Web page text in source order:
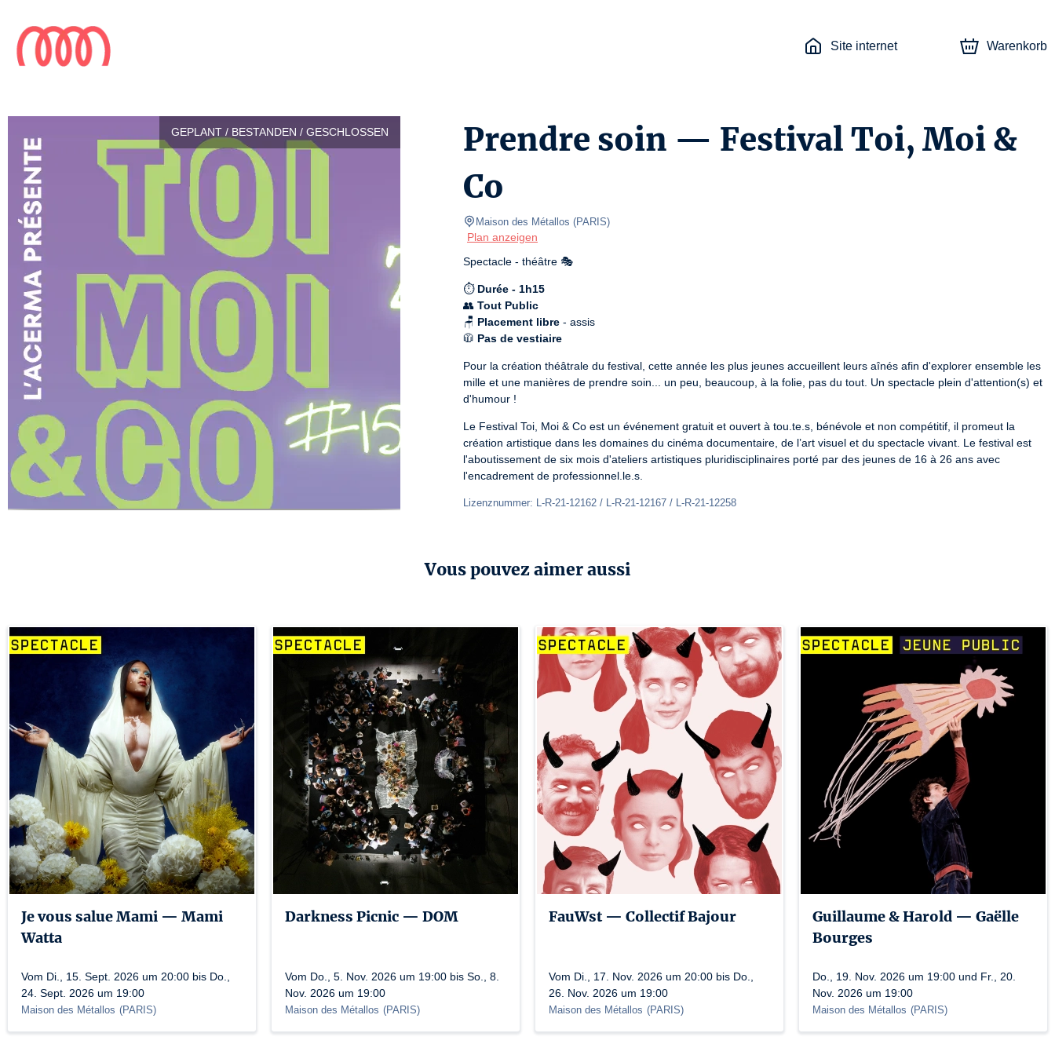
Site internet Warenkorb
GEPLANT / BESTANDEN / GESCHLOSSEN
Prendre soin — Festival Toi, Moi &
Co
Maison des Métallos (PARIS)
Plan anzeigen
Spectacle - théâtre 🎭
⏱️ Durée - 1h15
👥 Tout Public
🪑 Placement libre - assis
🧥 Pas de vestiaire
Pour la création théâtrale du festival, cette année les plus jeunes accueillent leurs aînés afin d'explorer ensemble les
mille et une manières de prendre soin... un peu, beaucoup, à la folie, pas du tout. Un spectacle plein d'attention(s) et
d'humour !
Le Festival Toi, Moi & Co est un événement gratuit et ouvert à tou.te.s, bénévole et non compétitif, il promeut la
création artistique dans les domaines du cinéma documentaire, de l’art visuel et du spectacle vivant. Le festival est
l'aboutissement de six mois d'ateliers artistiques pluridisciplinaires porté par des jeunes de 16 à 26 ans avec
l'encadrement de professionnel.le.s.
Lizenznummer: L-R-21-12162 / L-R-21-12167 / L-R-21-12258
Vous pouvez aimer aussi
Je vous salue Mami — Mami
Watta
Vom Di., 15. Sept. 2026 um 20:00 bis Do.,
24. Sept. 2026 um 19:00
Maison des Métallos (PARIS)
Darkness Picnic — DOM
Vom Do., 5. Nov. 2026 um 19:00 bis So., 8.
Nov. 2026 um 19:00
Maison des Métallos (PARIS)
FauWst — Collectif Bajour
Vom Di., 17. Nov. 2026 um 20:00 bis Do.,
26. Nov. 2026 um 19:00
Maison des Métallos (PARIS)
Guillaume & Harold — Gaëlle
Bourges
Do., 19. Nov. 2026 um 19:00 und Fr., 20.
Nov. 2026 um 19:00
Maison des Métallos (PARIS)